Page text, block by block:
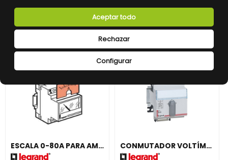
Configurar
Rechazar
Aceptar todo
de compra para ver la
disponibilidad y los precios para
de compra para ver la
disponibilidad y los precios para
ESCALA 0-80A PARA AMPERÍMETRO CONMUTADOR VOLTÍMETRO 7 POSICIONES